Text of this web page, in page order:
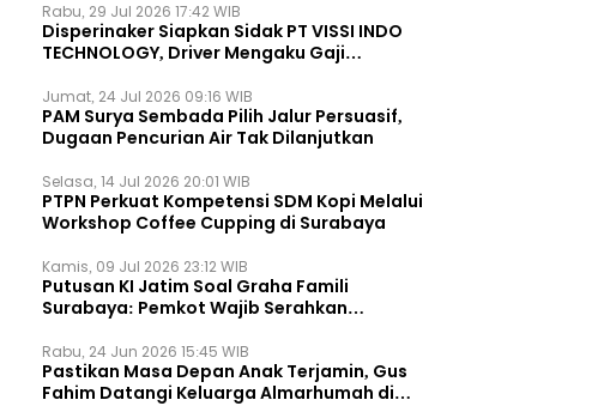
Rabu, 29 Jul 2026 17:42 WIB
Disperinaker Siapkan Sidak PT VISSI INDO
TECHNOLOGY, Driver Mengaku Gaji
Jumat, 24 Jul 2026 09:16 WIB
PAM Surya Sembada Pilih Jalur Persuasif,
Dugaan Pencurian Air Tak Dilanjutkan
Selasa, 14 Jul 2026 20:01 WIB
PTPN Perkuat Kompetensi SDM Kopi Melalui
Workshop Coffee Cupping di Surabaya
Kamis, 09 Jul 2026 23:12 WIB
Putusan KI Jatim Soal Graha Famili
Surabaya: Pemkot Wajib Serahkan
Rabu, 24 Jun 2026 15:45 WIB
Pastikan Masa Depan Anak Terjamin, Gus
Fahim Datangi Keluarga Almarhumah di